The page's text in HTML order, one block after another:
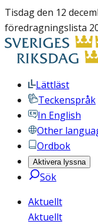
Tisdag den 12
föredragningslista
Lättläst
Teckenspråk
In English
Other
Ordbok
Aktivera lyssna
Sök
Aktuellt
Aktuellt